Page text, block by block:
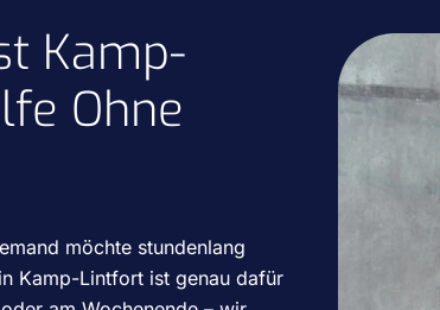
Kamp-
Ohne
möchte stundenlang
Kamp-Lintfort ist genau dafür